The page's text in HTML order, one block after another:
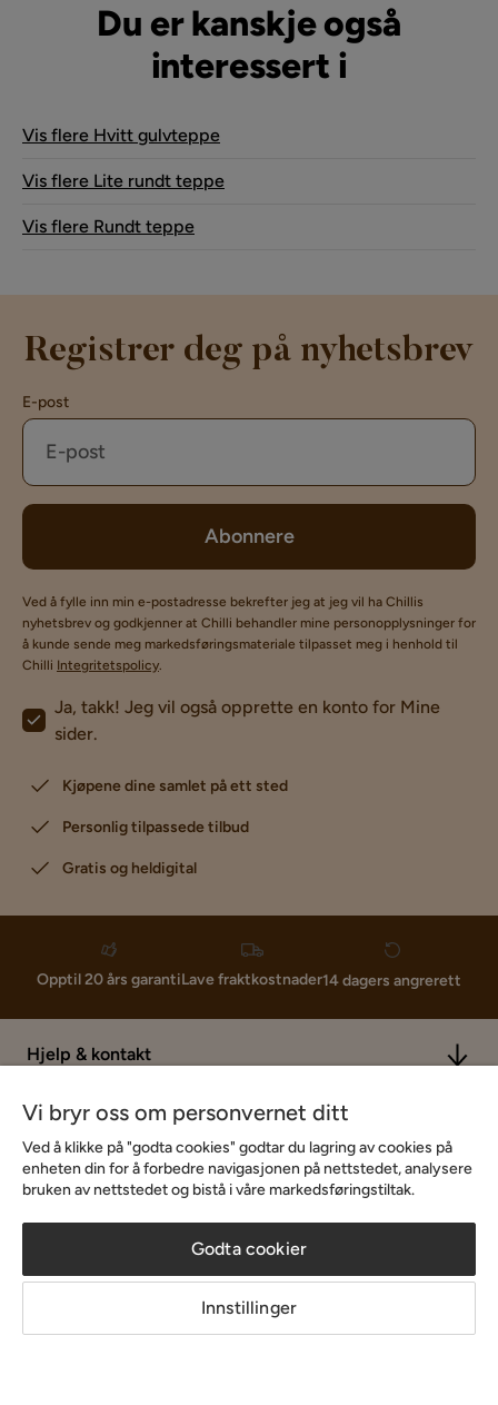
Du er kanskje også
interessert i
Vis flere Hvitt gulvteppe
Vis flere Lite rundt teppe
Vis flere Rundt teppe
Registrer deg på nyhetsbrev
E-post
Abonnere
Ved å fylle inn min e-postadresse bekrefter jeg at jeg vil ha Chillis
nyhetsbrev og godkjenner at Chilli behandler mine personopplysninger for
å kunde sende meg markedsføringsmateriale tilpasset meg i henhold til
Chilli Integritetspolicy.
Ja, takk! Jeg vil også opprette en konto for Mine
sider.
Kjøpene dine samlet på ett sted
Personlig tilpassede tilbud
Gratis og heldigital
Opptil 20 års garantiLave fraktkostnader14 dagers angrerett
Hjelp & kontakt
Sortiment & tilbud
Inspirasjon
Om Chilli
Vi bryr oss om personvernet ditt
Ved å klikke på "godta cookies" godtar du lagring av cookies på
enheten din for å forbedre navigasjonen på nettstedet, analysere
bruken av nettstedet og bistå i våre markedsføringstiltak.
Godta cookier
Innstillinger